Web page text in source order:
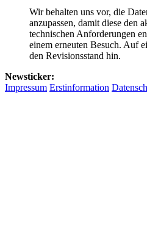
Wir behalten uns vor, die
anzupassen, damit diese den
technischen Anforderungen
einem erneuten Besuch. Auf
den Revisionsstand hin.
Newsticker:
Impressum Erstinformation